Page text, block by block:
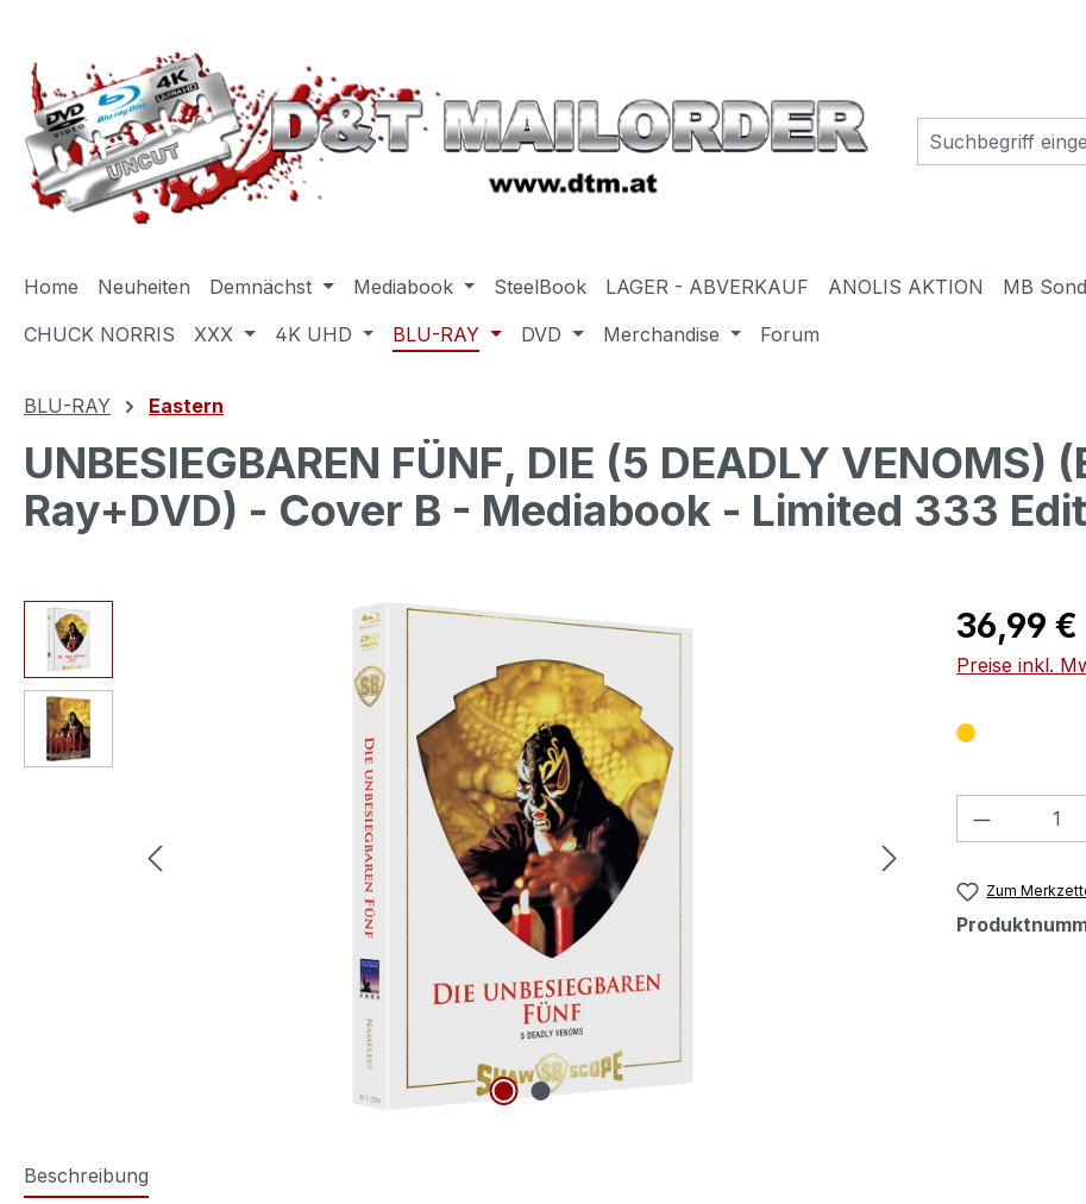
Home Neuheiten Demnächst Mediabook SteelBook LAGER - ABVERKAUF ANOLIS AKTION MB
CHUCK NORRIS
XXX 4K UHD BLU-RAY DVD Merchandise Forum
BLU-RAY Eastern
UNBESIEGBAREN FÜNF, DIE (5 DEADLY VENOMS)
Ray+DVD) - Cover B - Mediabook - Limited 333
Bildergalerie überspringen Regulärer
36,99 €
Preise inkl.
Produkt
Zum
Beschreibung